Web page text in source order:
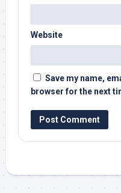
Website
Save my name,
browser for the next